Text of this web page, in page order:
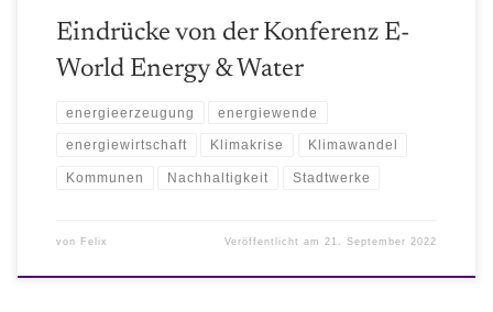
Eindrücke von der Konferenz E-
World Energy & Water
energieerzeugung energiewende
energiewirtschaft Klimakrise Klimawandel
Kommunen Nachhaltigkeit Stadtwerke
von Felix Veröffentlicht am21. September 2022